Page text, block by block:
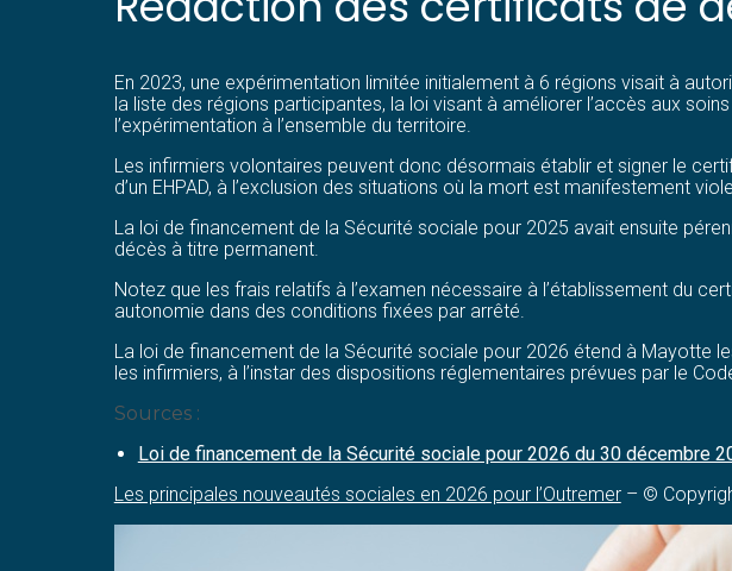
En 2023, une expérimentation limitée initialement à 6 régions visait à
la liste des régions participantes, la loi visant à améliorer l’accès aux
l’expérimentation à l’ensemble du territoire.
Les infirmiers volontaires peuvent donc désormais établir et signer le
d’un EHPAD, à l’exclusion des situations où la mort est manifestement
La loi de financement de la Sécurité sociale pour 2025 avait ensuite
décès à titre permanent.
Notez que les frais relatifs à l’examen nécessaire à l’établissement du
autonomie dans des conditions fixées par arrêté.
La loi de financement de la Sécurité sociale pour 2026 étend à Mayotte
les infirmiers, à l’instar des dispositions réglementaires prévues par le
Sources :
Loi de financement de la Sécurité sociale pour 2026 du 30 décembre
Les principales nouveautés sociales en 2026 pour l’Outremer– ©